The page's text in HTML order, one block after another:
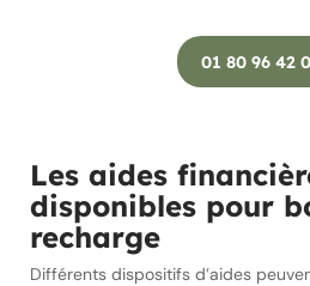
01 80 96 42
Les aides
disponibles pour
recharge
Différents dispositifs d’aides